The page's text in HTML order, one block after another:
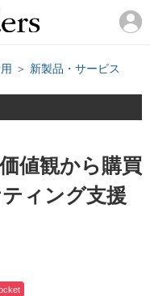
＞ 新製品・サービス
値観から購買
ィング支援